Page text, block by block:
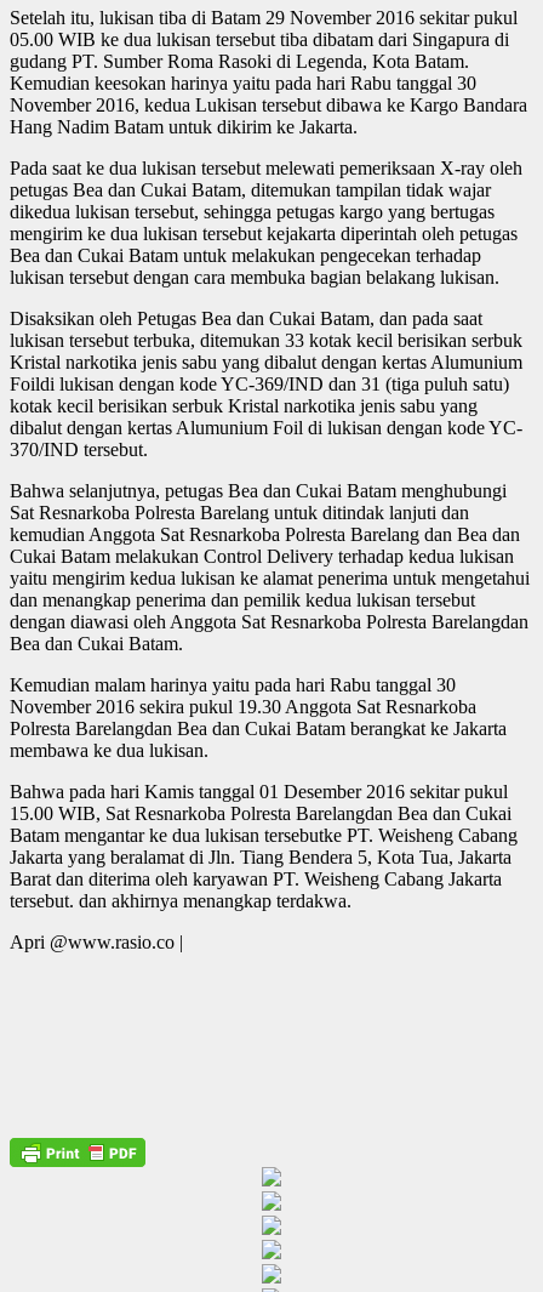
Setelah itu, lukisan tiba di Batam 29 November 2016 sekitar pukul
05.00 WIB ke dua lukisan tersebut tiba dibatam dari Singapura di
gudang PT. Sumber Roma Rasoki di Legenda, Kota Batam.
Kemudian keesokan harinya yaitu pada hari Rabu tanggal 30
November 2016, kedua Lukisan tersebut dibawa ke Kargo Bandara
Hang Nadim Batam untuk dikirim ke Jakarta.
Pada saat ke dua lukisan tersebut melewati pemeriksaan X-ray oleh
petugas Bea dan Cukai Batam, ditemukan tampilan tidak wajar
dikedua lukisan tersebut, sehingga petugas kargo yang bertugas
mengirim ke dua lukisan tersebut kejakarta diperintah oleh petugas
Bea dan Cukai Batam untuk melakukan pengecekan terhadap
lukisan tersebut dengan cara membuka bagian belakang lukisan.
Disaksikan oleh Petugas Bea dan Cukai Batam, dan pada saat
lukisan tersebut terbuka, ditemukan 33 kotak kecil berisikan serbuk
Kristal narkotika jenis sabu yang dibalut dengan kertas Alumunium
Foildi lukisan dengan kode YC-369/IND dan 31 (tiga puluh satu)
kotak kecil berisikan serbuk Kristal narkotika jenis sabu yang
dibalut dengan kertas Alumunium Foil di lukisan dengan kode YC-
370/IND tersebut.
Bahwa selanjutnya, petugas Bea dan Cukai Batam menghubungi
Sat Resnarkoba Polresta Barelang untuk ditindak lanjuti dan
kemudian Anggota Sat Resnarkoba Polresta Barelang dan Bea dan
Cukai Batam melakukan Control Delivery terhadap kedua lukisan
yaitu mengirim kedua lukisan ke alamat penerima untuk mengetahui
dan menangkap penerima dan pemilik kedua lukisan tersebut
dengan diawasi oleh Anggota Sat Resnarkoba Polresta Barelangdan
Bea dan Cukai Batam.
Kemudian malam harinya yaitu pada hari Rabu tanggal 30
November 2016 sekira pukul 19.30 Anggota Sat Resnarkoba
Polresta Barelangdan Bea dan Cukai Batam berangkat ke Jakarta
membawa ke dua lukisan.
Bahwa pada hari Kamis tanggal 01 Desember 2016 sekitar pukul
15.00 WIB, Sat Resnarkoba Polresta Barelangdan Bea dan Cukai
Batam mengantar ke dua lukisan tersebutke PT. Weisheng Cabang
Jakarta yang beralamat di Jln. Tiang Bendera 5, Kota Tua, Jakarta
Barat dan diterima oleh karyawan PT. Weisheng Cabang Jakarta
tersebut. dan akhirnya menangkap terdakwa.
Apri @www.rasio.co |